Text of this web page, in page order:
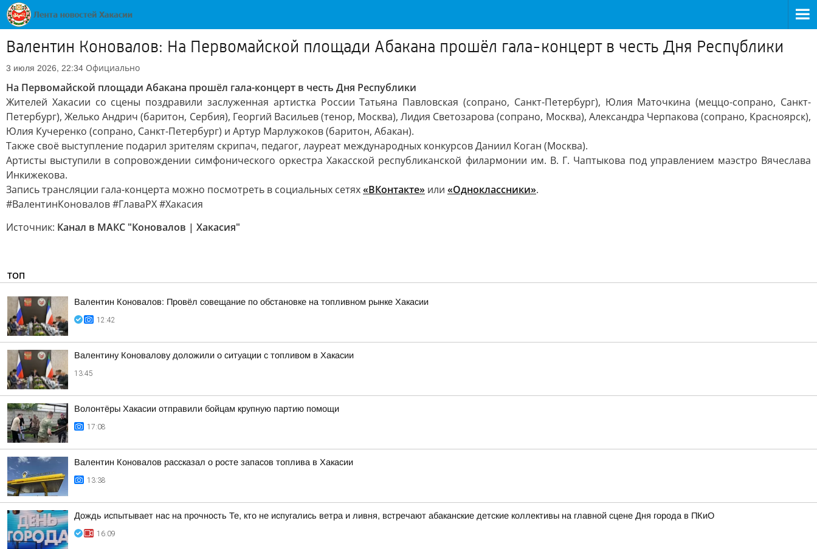
Валентин Коновалов: На Первомайской площади Абакана прошёл гала-концерт в честь Дня Республики
3 июля 2026, 22:34 Официально
На Первомайской площади Абакана прошёл гала-концерт в честь Дня Республики
Жителей Хакасии со сцены поздравили заслуженная артистка России Татьяна Павловская (сопрано, Санкт-Петербург), Юлия Маточкина (меццо-сопрано, Санкт-
Петербург), Желько Андрич (баритон, Сербия), Георгий Васильев (тенор, Москва), Лидия Светозарова (сопрано, Москва), Александра Черпакова (сопрано, Красноярск),
Юлия Кучеренко (сопрано, Санкт-Петербург) и Артур Марлужоков (баритон, Абакан).
Также своё выступление подарил зрителям скрипач, педагог, лауреат международных конкурсов Даниил Коган (Москва).
Артисты выступили в сопровождении симфонического оркестра Хакасской республиканской филармонии им. В. Г. Чаптыкова под управлением маэстро Вячеслава
Инкижекова.
Запись трансляции гала-концерта можно посмотреть в социальных сетях«ВКонтакте» или «Одноклассники».
#ВалентинКоновалов #ГлаваРХ #Хакасия
Источник: Канал в МАКС "Коновалов | Хакасия"
ТОП
Валентин Коновалов: Провёл совещание по обстановке на топливном рынке Хакасии
12:42
Валентину Коновалову доложили о ситуации с топливом в Хакасии
13:45
Волонтёры Хакасии отправили бойцам крупную партию помощи
17:08
Валентин Коновалов рассказал о росте запасов топлива в Хакасии
13:38
Дождь испытывает нас на прочность Те, кто не испугались ветра и ливня, встречают абаканские детские коллективы на главной сцене Дня города в ПКиО
16:09